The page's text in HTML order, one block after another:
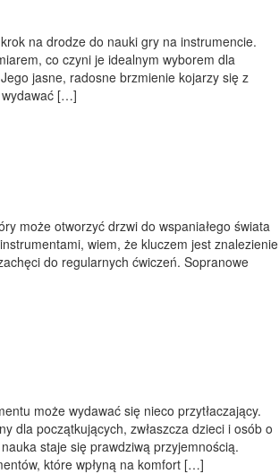
na drodze do nauki gry na instrumencie.
co czyni je idealnym wyborem dla
jasne, radosne brzmienie kojarzy się z
wydawać […]
może otworzyć drzwi do wspaniałego świata
wiem, że kluczem jest znalezienie
do regularnych ćwiczeń. Sopranowe
może wydawać się nieco przytłaczający.
dla początkujących, zwłaszcza dzieci i osób o
staje się prawdziwą przyjemnością.
które wpłyną na komfort […]